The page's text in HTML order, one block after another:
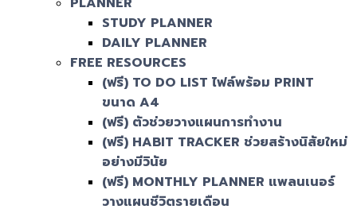
STUDY PLANNER
DAILY PLANNER
FREE RESOURCES
(ฟรี) TO DO LIST ไฟล์พร้อม PRINT
ขนาด A4
(ฟรี) ตัวช่วยวางแผนการทำงาน
(ฟรี) HABIT TRACKER ช่วยสร้างนิสัยใหม่
อย่างมีวินัย
(ฟรี) MONTHLY PLANNER แพลนเนอร์
วางแผนชีวิตรายเดือน